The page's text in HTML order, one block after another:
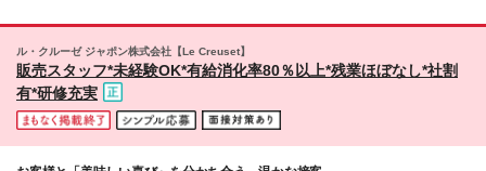
ル・クルーゼ ジャポン株式会社【Le Creuset】
販売スタッフ*未経験OK*有給消化率80％以上*残業ほぼなし*社割
有*研修充実